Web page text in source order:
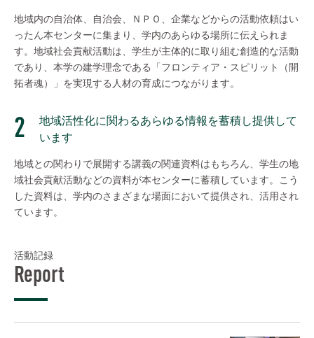
地域内の自治体、自治会、ＮＰＯ、企業などからの活動依頼はい
ったん本センターに集まり、学内のあらゆる場所に伝えられま
す。地域社会貢献活動は、学生が主体的に取り組む創造的な活動
であり、本学の建学理念である「フロンティア・スピリット（開
拓者魂）」を実現する人材の育成につながります。
地域活性化に関わるあらゆる情報を蓄積し提供して
います
地域との関わりで展開する講義の関連資料はもちろん、学生の地
域社会貢献活動などの資料が本センターに蓄積しています。こう
した資料は、学内のさまざまな場面において提供され、活用され
ています。
活動記録
Report